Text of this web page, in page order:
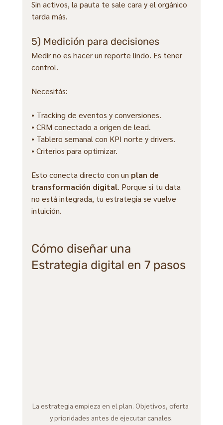
Sin activos, la pauta te sale cara y el orgánico
tarda más.
5) Medición para decisiones
Medir no es hacer un reporte lindo. Es tener
control.
Necesitás:
• Tracking de eventos y conversiones.
• CRM conectado a origen de lead.
• Tablero semanal con KPI norte y drivers.
• Criterios para optimizar.
Esto conecta directo con un plan de
transformación digital. Porque si tu data
no está integrada, tu estrategia se vuelve
intuición.
Cómo diseñar una
Estrategia digital en 7 pasos
La estrategia empieza en el plan. Objetivos, oferta
y prioridades antes de ejecutar canales.